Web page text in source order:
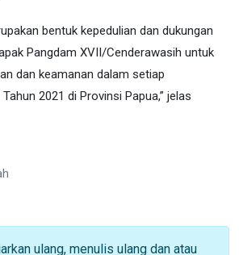
bentuk kepedulian dan dukungan
Pangdam XVII/Cenderawasih untuk
dan keamanan dalam setiap
2021 di Provinsi Papua,” jelas
ulang, menulis ulang dan atau